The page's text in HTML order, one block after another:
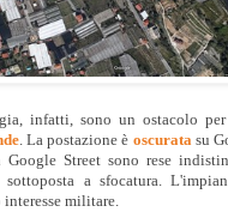
infatti, sono un ostacolo
. La postazione è oscurata su
Street sono rese
sottoposta a sfocatura.
militare.